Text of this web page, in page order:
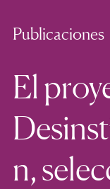
Publicaciones
El
n,